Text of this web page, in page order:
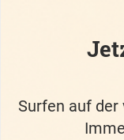
Surfen auf der